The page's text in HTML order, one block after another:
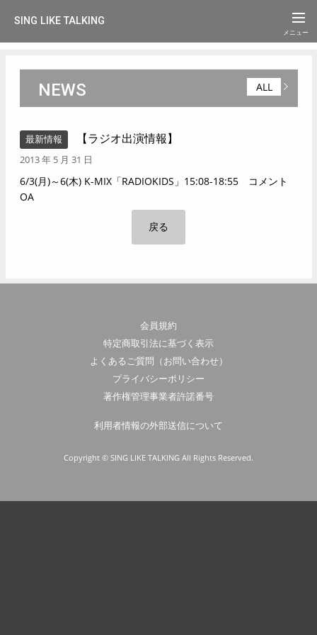
SING LIKE TALKING
NEWS ALL
最新情報 【ラジオ出演情報】
2013 年 5 月 31 日
6/3(月)～6(木) K-MIX「RADIOKIDS」15:08-18:55 コメント
OA
戻る
会員規約
特定商取引法に基づく表示
よくあるご質問（お問い合わせ）
プライバシーポリシー
著作権管理事業者許諾番号
利用者情報の外部送信について
Copyright © SING LIKE TALKING All Rights Reserved.